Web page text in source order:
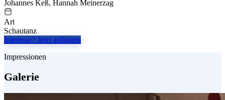
Johannes Keß, Hannah Meinerzag
Art
Schautanz
Interesse? Jetzt anfragen
Impressionen
Galerie